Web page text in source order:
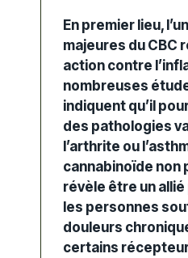
En premier lieu,
majeures du CBC
action contre
nombreuses
indiquent qu’il
des pathologies
l’arthrite ou
cannabinoïde non
révèle être un
les personnes
douleurs
certains